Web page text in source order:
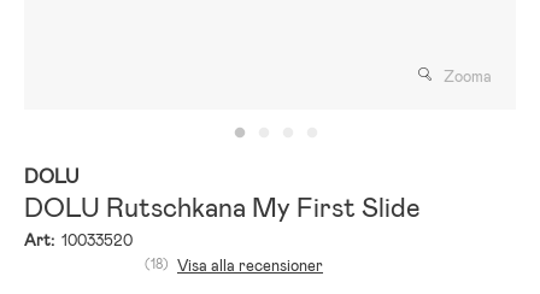
Zooma
DOLU
DOLU Rutschkana My First Slide
Art: 10033520
(18) Visa alla recensioner